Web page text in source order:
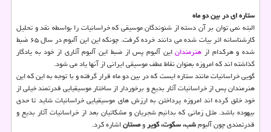
ستاره ای در بین دو ماه
البته نمی توان بر آن دسته از شنوندگان موسیقی كه خراسانیات را بواسطه نقد و تحلیل
كارشناسانه اثر بیات شده می دانند خرده گرفت. چونكه این این آلبوم در سال ۶۵ ضبط
شده و هركدام از هنرمنداناین آلبوم پس از ضبط این آلبوم آثاری از خود به یادگار
گذاشته اند كه امروزه بعنوان نقاط عطف موسیقی ایرانی از آنها یاد می شود.
گویی خراسانیات مانند ستاره ایست كه در بین دو ماه قرار گرفته و با توجه به این كه این
هنرمندان پس از خراسانیات آثار بدیع و برخوردار از ساختار موسیقیایی قدرتمند خیلی از
خود خلق كرده اند امروزه پرداختن به ارزش های موسیقیایی خراسانیات شاید تا حدی
بیهوده باشد. مثل زمانی كه بدانیم شجریان و مشكاتیانبعد از خراسانیات آثار بدیع و
قدرتمندی چون آلبومشب، سكوت، كویرومستاناشاره كرد.